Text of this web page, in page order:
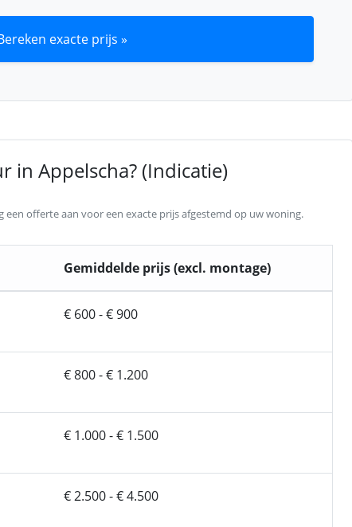
exacte prijs »
in Appelscha? (Indicatie)
een offerte aan voor een exacte prijs afgestemd op uw woning.
Gemiddelde prijs (excl. montage)
€ 600 - € 900
€ 800 - € 1.200
€ 1.000 - € 1.500
€ 2.500 - € 4.500